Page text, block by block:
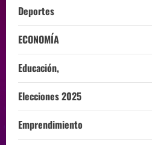
Deportes
ECONOMÍA
Educación,
Elecciones 2025
Emprendimiento